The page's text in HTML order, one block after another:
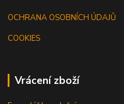
OCHRANA OSOBNÍCH ÚDAJŮ
COOKIES
Vrácení zboží